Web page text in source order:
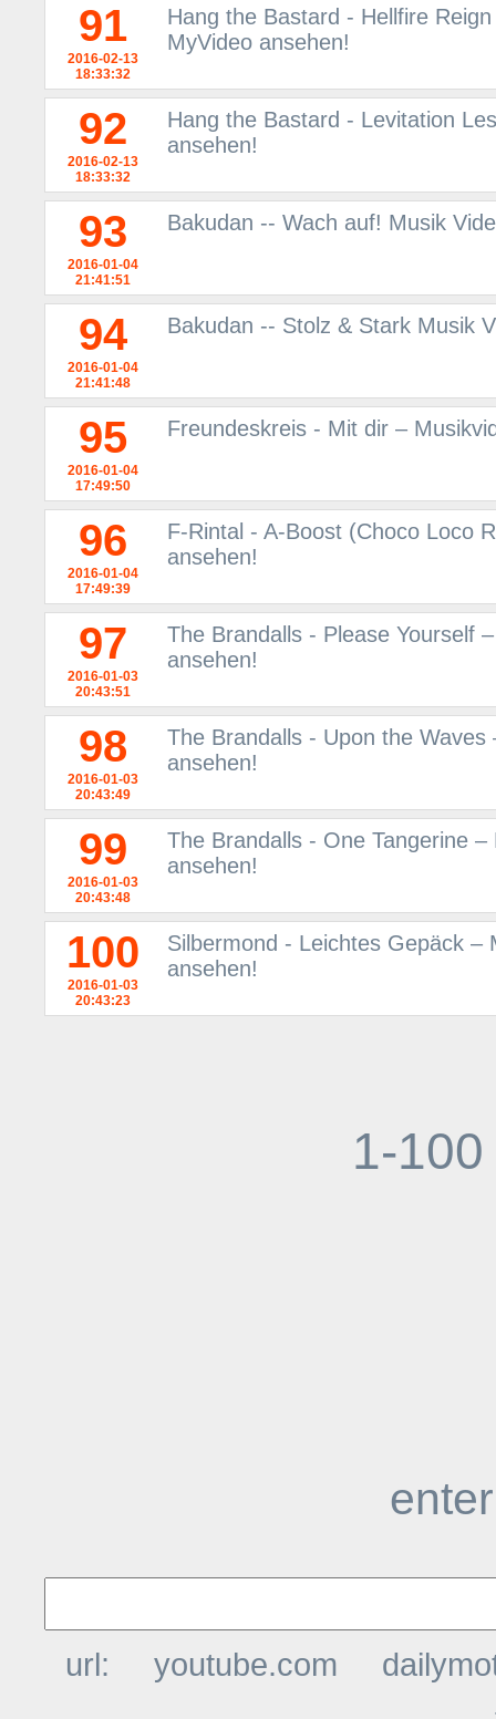
91
2016-02-13
18:33:32
Hang the Bastard - Hellfire
MyVideo ansehen!
92
2016-02-13
18:33:32
Hang the Bastard - Levitation
ansehen!
93
2016-01-04
21:41:51
Bakudan -- Wach auf! Musik
94
2016-01-04
21:41:48
Bakudan -- Stolz & Stark Musik
95
2016-01-04
17:49:50
Freundeskreis - Mit dir –
96
2016-01-04
17:49:39
F-Rintal - A-Boost (Choco Loco
ansehen!
97
2016-01-03
20:43:51
The Brandalls - Please Yourself
ansehen!
98
2016-01-03
20:43:49
The Brandalls - Upon the
ansehen!
99
2016-01-03
20:43:48
The Brandalls - One Tangerine
ansehen!
100
2016-01-03
20:43:23
Silbermond - Leichtes Gepäck –
ansehen!
1-100
url: youtube.com